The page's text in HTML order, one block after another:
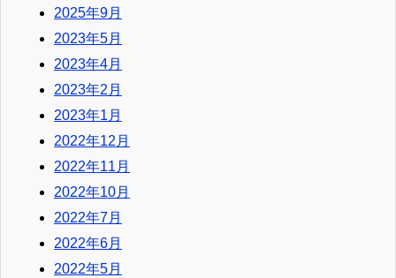
2025年9月
2023年5月
2023年4月
2023年2月
2023年1月
2022年12月
2022年11月
2022年10月
2022年7月
2022年6月
2022年5月